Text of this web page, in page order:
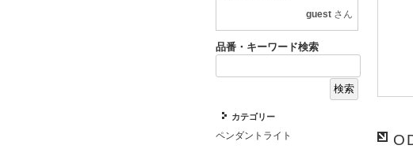
guest さん
品番・キーワード検索
カテゴリー
ペンダントライト